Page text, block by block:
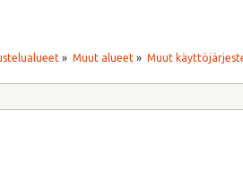
» Muut alueet» Muut